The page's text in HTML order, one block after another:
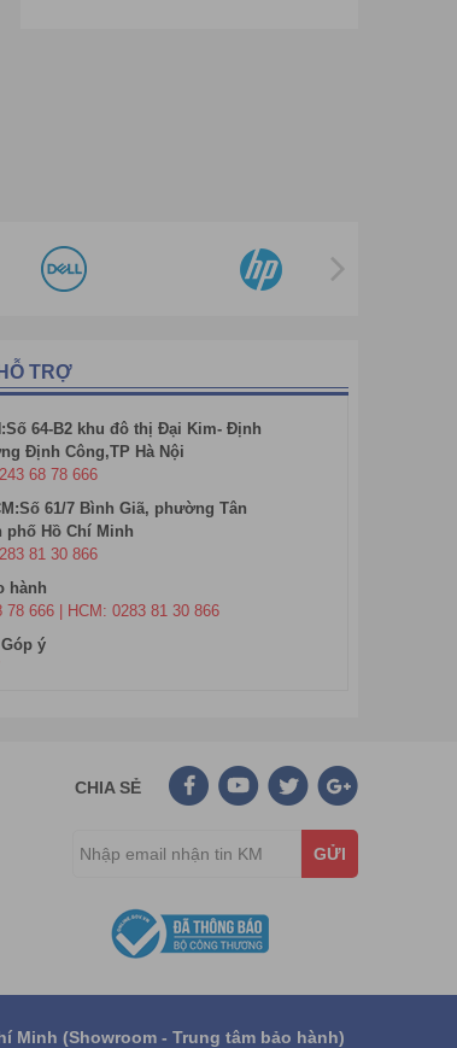
TRỢ
64-B2 khu đô thị Đại Kim- Định
Định Công,TP Hà Nội
68 78 666
61/7 Bình Giã, phường Tân
phố Hồ Chí Minh
81 30 866
hành
78 666 | HCM: 0283 81 30 866
ý
CHIA SẺ
GỬI
Minh (Showroom - Trung tâm bảo hành)